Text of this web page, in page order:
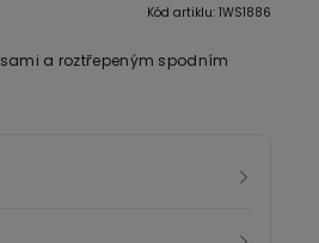
Kód artiklu: 1WS1886
a roztřepeným spodním